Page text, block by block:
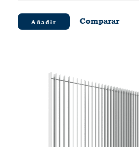
Añadir Comparar